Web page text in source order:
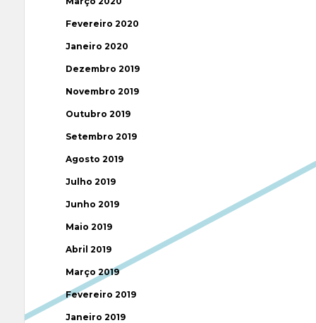
Fevereiro 2020
Janeiro 2020
Dezembro 2019
Novembro 2019
Outubro 2019
Setembro 2019
Agosto 2019
Julho 2019
Junho 2019
Maio 2019
Abril 2019
Março 2019
Fevereiro 2019
Janeiro 2019